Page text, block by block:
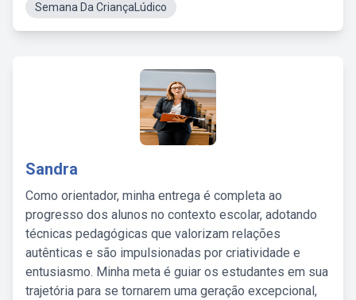
Semana Da CriançaLúdico
Sandra
Como orientador, minha entrega é completa ao
progresso dos alunos no contexto escolar, adotando
técnicas pedagógicas que valorizam relações
autênticas e são impulsionadas por criatividade e
entusiasmo. Minha meta é guiar os estudantes em sua
trajetória para se tornarem uma geração excepcional,